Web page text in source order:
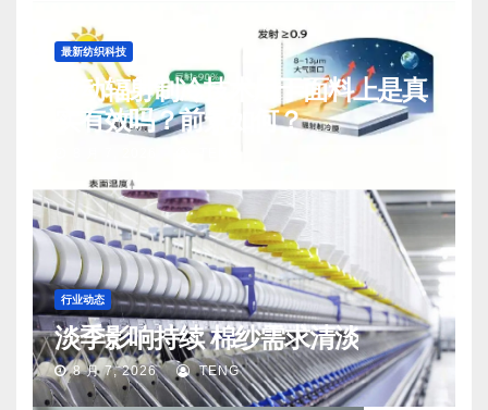
最新纺织科技
被动辐射制冷技术用于面料上是真
实有效吗？前景如何？
行业动态
淡季影响持续 棉纱需求清淡
8 月 7, 2026 TENG